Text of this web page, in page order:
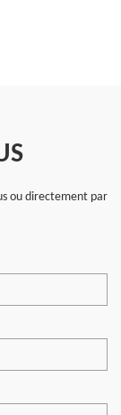
ou directement par